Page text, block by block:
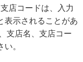
店コードは、入力
表示されることがあ
支店名、支店コー
。